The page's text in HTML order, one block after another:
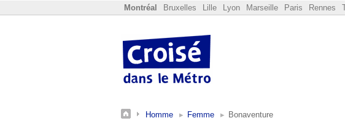
Montréal Bruxelles Lille Lyon Marseille Paris Rennes
Homme Femme Bonaventure